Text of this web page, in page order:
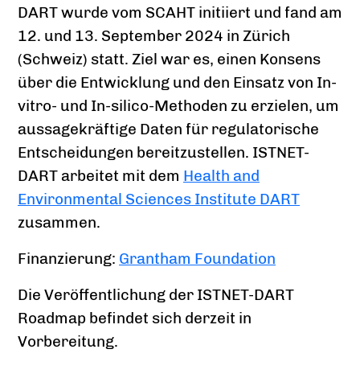
DART wurde vom SCAHT initiiert und fand am
12. und 13. September 2024 in Zürich
(Schweiz) statt. Ziel war es, einen Konsens
über die Entwicklung und den Einsatz von In-
vitro- und In-silico-Methoden zu erzielen, um
aussagekräftige Daten für regulatorische
Entscheidungen bereitzustellen. ISTNET-
DART arbeitet mit dem Health and
Environmental Sciences Institute DART
zusammen.
Finanzierung: Grantham Foundation
Die Veröffentlichung der ISTNET-DART
Roadmap befindet sich derzeit in
Vorbereitung.